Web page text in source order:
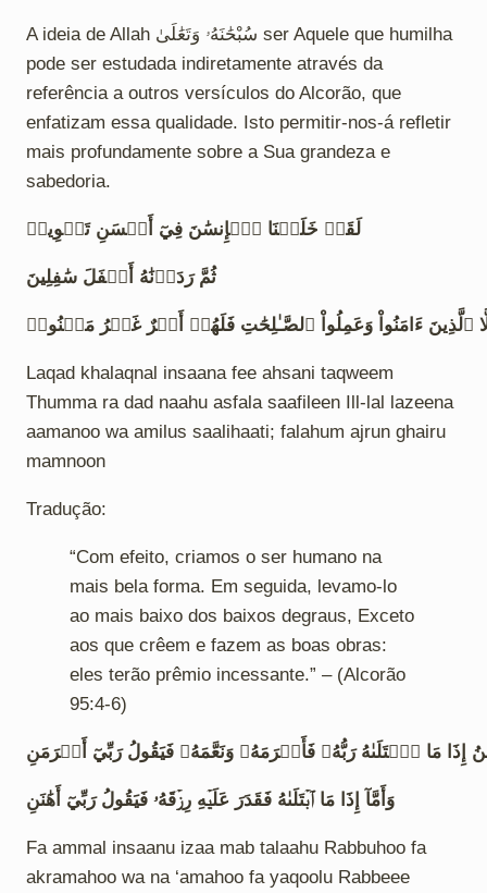
A ideia de Allah سُبْحَٰنَهُۥ وَتَعَٰلَىٰ ser Aquele que humilha
pode ser estudada indiretamente através da
referência a outros versículos do Alcorão, que
enfatizam essa qualidade. Isto permitir-nos-á refletir
mais profundamente sobre a Sua grandeza e
sabedoria.
لَقَدۡ خَلَقۡنَا ٱلۡإِنسَٰنَ فِيٓ أَحۡسَنِ تَقۡوِيمٖ
ثُمَّ رَدَدۡنَٰهُ أَسۡفَلَ سَٰفِلِينَ
ٱلَّذِينَ ءَامَنُواْ وَعَمِلُواْ ٱلصَّـٰلِحَٰتِ فَلَهُمۡ أَجۡرٌ غَيۡرُ مَمۡنُونٖ
Laqad khalaqnal insaana fee ahsani taqweem
Thumma ra dad naahu asfala saafileen Ill-lal lazeena
aamanoo wa amilus saalihaati; falahum ajrun ghairu
mamnoon
Tradução:
“Com efeito, criamos o ser humano na
mais bela forma. Em seguida, levamo-lo
ao mais baixo dos baixos degraus, Exceto
aos que crêem e fazem as boas obras:
eles terão prêmio incessante.” – (Alcorão
95:4-6)
إِذَا مَا ٱبۡتَلَىٰهُ رَبُّهُۥ فَأَكۡرَمَهُۥ وَنَعَّمَهُۥ فَيَقُولُ رَبِّيٓ أَكۡرَمَنِ
وَأَمَّآ إِذَا مَا ٱبۡتَلَىٰهُ فَقَدَرَ عَلَيۡهِ رِزۡقَهُۥ فَيَقُولُ رَبِّيٓ أَهَٰنَنِ
Fa ammal insaanu izaa mab talaahu Rabbuhoo fa
akramahoo wa na ‘amahoo fa yaqoolu Rabbeee